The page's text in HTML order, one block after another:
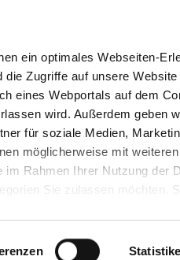
ein optimales Webseiten-
die Zugriffe auf unsere
eines Webportals auf dem
wird. Außerdem geben
für soziale Medien,
möglicherweise mit
im Rahmen Ihrer Nutzung der
Sie zulassen möchten.